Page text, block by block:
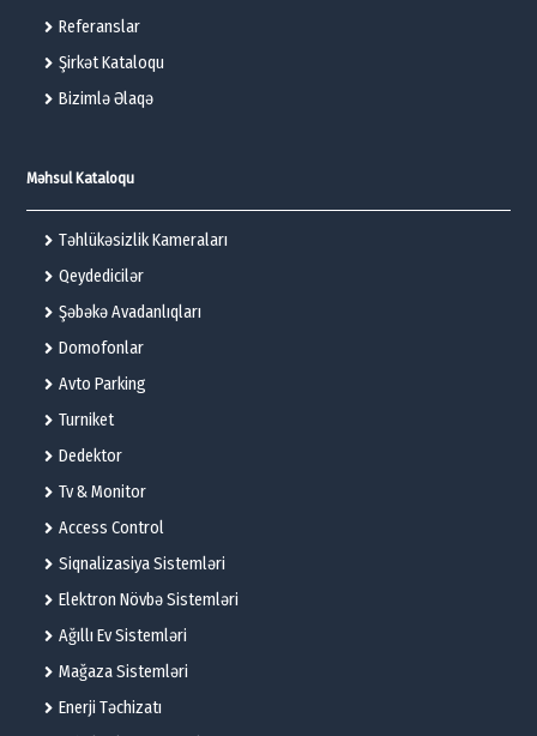
Referanslar
Şirkət Kataloqu
Bizimlə Əlaqə
Məhsul Kataloqu
Təhlükəsizlik Kameraları
Qeydedicilər
Şəbəkə Avadanlıqları
Domofonlar
Avto Parking
Turniket
Dedektor
Tv & Monitor
Access Control
Siqnalizasiya Sistemləri
Elektron Növbə Sistemləri
Ağıllı Ev Sistemləri
Mağaza Sistemləri
Enerji Təchizatı